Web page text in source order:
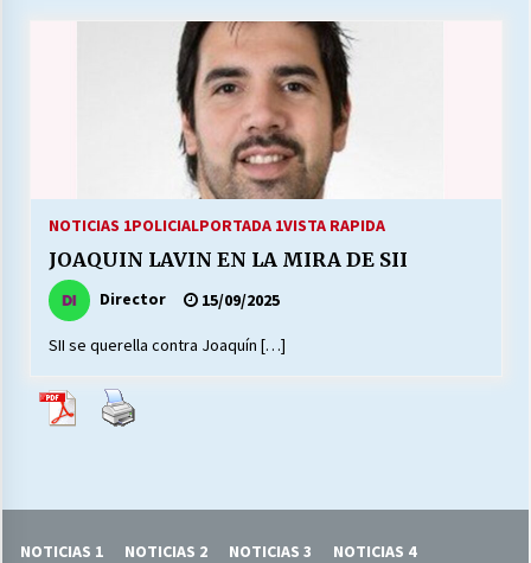
27/07/2026
MUNICIPALIDAD, TRABAJADORES, CLIMA
LABORAL:
13/07/2026
25/06/2026
¿Qué habrían dicho?
23/06/2026
28/05/2026
NOTICIAS 1POLICIALPORTADA 1VISTA RAPIDA
JOAQUIN LAVIN EN LA MIRA DE SII
Director 15/09/2025
SII se querella contra Joaquín […]
NOTICIAS 1 NOTICIAS 2 NOTICIAS 3 NOTICIAS 4